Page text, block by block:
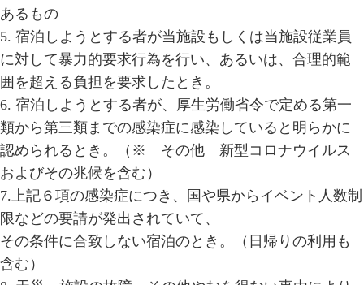
あるもの
5. 宿泊しようとする者が当施設もしくは当施設従業員
に対して暴力的要求行為を行い、あるいは、合理的範
囲を超える負担を要求したとき。
6. 宿泊しようとする者が、厚生労働省令で定める第一
類から第三類までの感染症に感染していると明らかに
認められるとき。（※ その他 新型コロナウイルス
およびその兆候を含む）
7.上記６項の感染症につき、国や県からイベント人数制
限などの要請が発出されていて、
その条件に合致しない宿泊のとき。（日帰りの利用も
含む）